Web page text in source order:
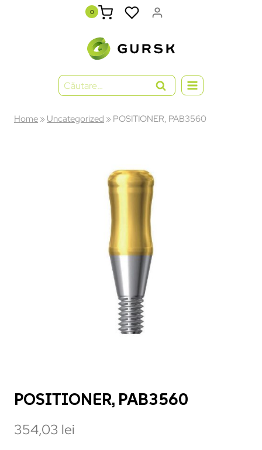
0
Home»Uncategorized »POSITIONER, PAB3560
POSITIONER, PAB3560
354,03 lei